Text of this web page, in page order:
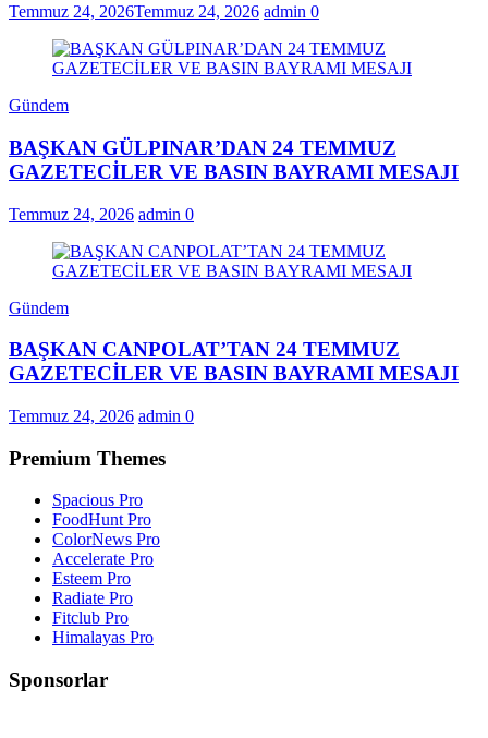
Temmuz 24, 2026Temmuz 24, 2026 admin 0
Gündem
BAŞKAN GÜLPINAR’DAN 24 TEMMUZ
GAZETECİLER VE BASIN BAYRAMI MESAJI
Temmuz 24, 2026 admin 0
Gündem
BAŞKAN CANPOLAT’TAN 24 TEMMUZ
GAZETECİLER VE BASIN BAYRAMI MESAJI
Temmuz 24, 2026 admin 0
Premium Themes
Spacious Pro
FoodHunt Pro
ColorNews Pro
Accelerate Pro
Esteem Pro
Radiate Pro
Fitclub Pro
Himalayas Pro
Sponsorlar